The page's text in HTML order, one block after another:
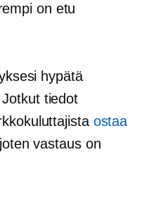
on etu
hypätä
tiedot
ostaa
vastaus on